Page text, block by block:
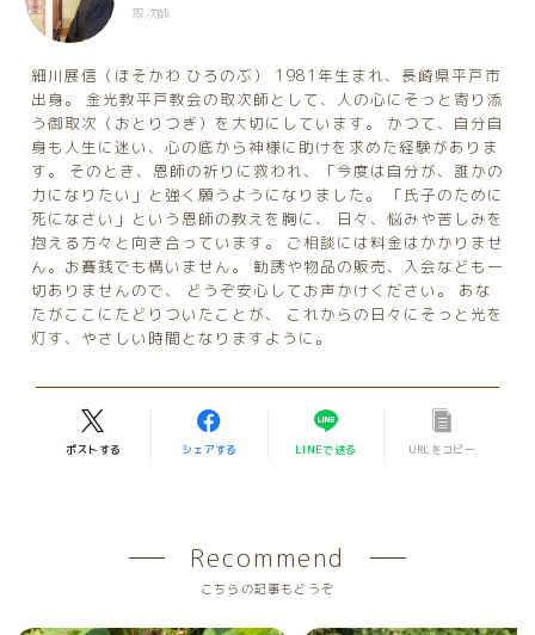
取次師
細川展信（ほそかわ ひろのぶ） 1981年生まれ、長崎県平戸市
出身。 金光教平戸教会の取次師として、人の心にそっと寄り添
う御取次（おとりつぎ）を大切にしています。 かつて、自分自
身も人生に迷い、心の底から神様に助けを求めた経験がありま
す。 そのとき、恩師の祈りに救われ、「今度は自分が、誰かの
力になりたい」と強く願うようになりました。 「氏子のために
死になさい」という恩師の教えを胸に、 日々、悩みや苦しみを
抱える方々と向き合っています。 ご相談には料金はかかりませ
ん。お賽銭でも構いません。 勧誘や物品の販売、入会なども一
切ありませんので、 どうぞ安心してお声かけください。 あな
たがここにたどりついたことが、 これからの日々にそっと光を
灯す、やさしい時間となりますように。
ポストする シェアする LINEで送る URLをコピー
Recommend
こちらの記事もどうぞ